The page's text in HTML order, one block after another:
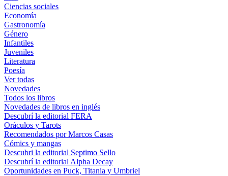
Ciencias sociales
Economía
Gastronomía
Género
Infantiles
Juveniles
Literatura
Poesía
Ver todas
Novedades
Todos los libros
Novedades de libros en inglés
Descubrí la editorial FERA
Oráculos y Tarots
Recomendados por Marcos Casas
Cómics y mangas
Descubri la editorial Septimo Sello
Descubrí la editorial Alpha Decay
Oportunidades en Puck, Titania y Umbriel